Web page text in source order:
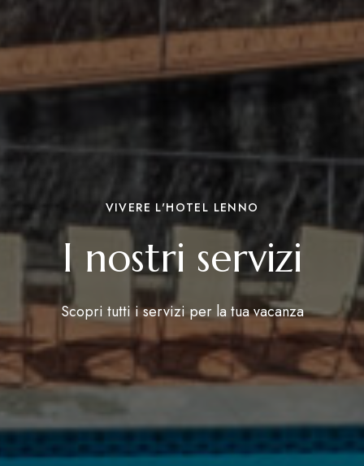
VIVERE L'HOTEL LENNO
I nostri servizi
Scopri tutti i servizi per la tua vacanza